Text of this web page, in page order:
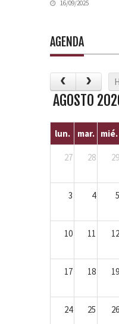
16/09/2025
AGENDA
AGOSTO
lun. mar. mié.
27 28 29
3 4 5
10 11 12
17 18 19
24 25 26